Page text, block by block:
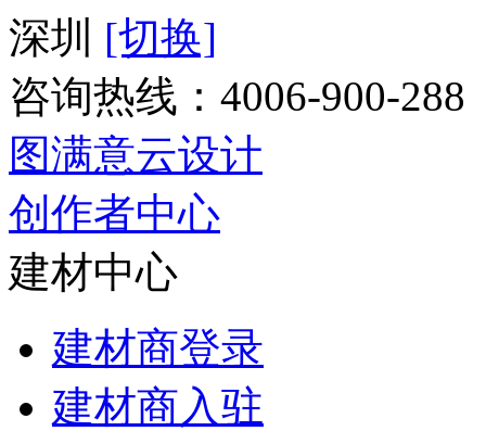
深圳 [切换]
咨询热线： 4006-900-288
图满意云设计
创作者中心
建材中心
建材商登录
建材商入驻